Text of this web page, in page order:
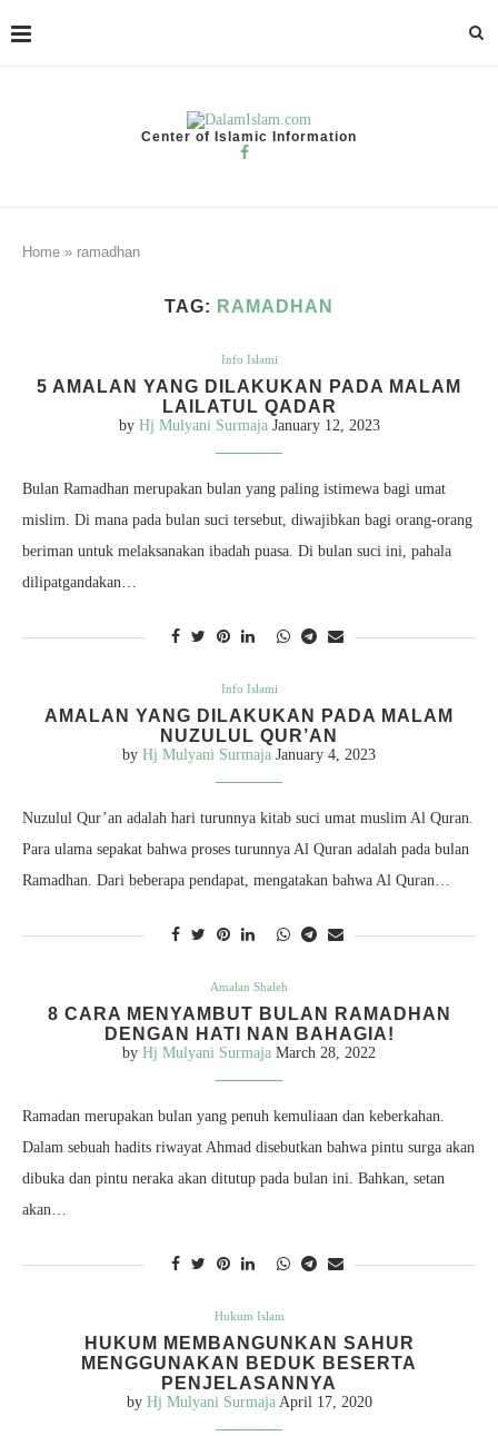
Center of Islamic Information
Home » ramadhan
TAG: RAMADHAN
Info Islami
5 AMALAN YANG DILAKUKAN PADA MALAM
LAILATUL QADAR
by Hj Mulyani Surmaja January 12, 2023
Bulan Ramadhan merupakan bulan yang paling istimewa bagi umat
mislim. Di mana pada bulan suci tersebut, diwajibkan bagi orang-orang
beriman untuk melaksanakan ibadah puasa. Di bulan suci ini, pahala
dilipatgandakan…
Info Islami
AMALAN YANG DILAKUKAN PADA MALAM
NUZULUL QUR’AN
by Hj Mulyani Surmaja January 4, 2023
Nuzulul Qur’an adalah hari turunnya kitab suci umat muslim Al Quran.
Para ulama sepakat bahwa proses turunnya Al Quran adalah pada bulan
Ramadhan. Dari beberapa pendapat, mengatakan bahwa Al Quran…
Amalan Shaleh
8 CARA MENYAMBUT BULAN RAMADHAN
DENGAN HATI NAN BAHAGIA!
by Hj Mulyani Surmaja March 28, 2022
Ramadan merupakan bulan yang penuh kemuliaan dan keberkahan.
Dalam sebuah hadits riwayat Ahmad disebutkan bahwa pintu surga akan
dibuka dan pintu neraka akan ditutup pada bulan ini. Bahkan, setan
akan…
Hukum Islam
HUKUM MEMBANGUNKAN SAHUR
MENGGUNAKAN BEDUK BESERTA
PENJELASANNYA
by Hj Mulyani Surmaja April 17, 2020